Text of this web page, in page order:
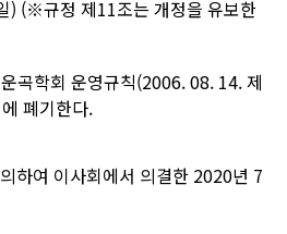
) (※규정 제11조는 개정을 유보한
곡학회 운영규칙(2006. 08. 14. 제
폐기한다.
하여 이사회에서 의결한 2020년 7